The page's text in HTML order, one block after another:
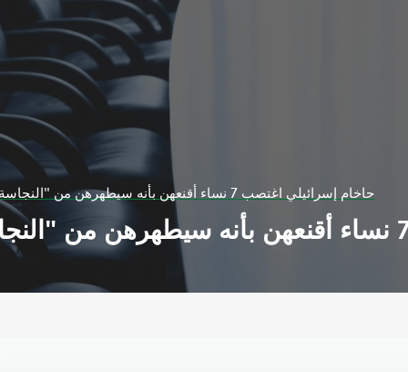
حاخام إسرائيلي اغتصب 7 نساء أقنعهن بأنه سيطهرهن من "النجاسة" مقابل دفعهن للمال